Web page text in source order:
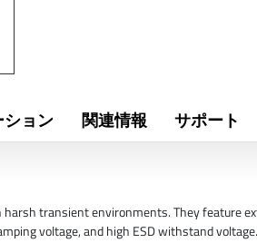
ョン 関連情報 サポート
transient environments. They feature
voltage, and high ESD withstand